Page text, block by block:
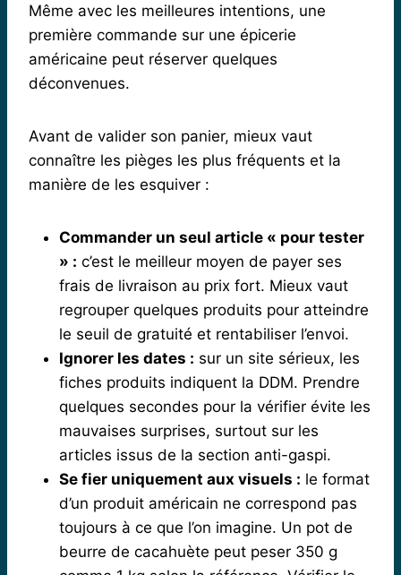
Même avec les meilleures intentions, une
première commande sur une épicerie
américaine peut réserver quelques
déconvenues.
Avant de valider son panier, mieux vaut
connaître les pièges les plus fréquents et la
manière de les esquiver :
Commander un seul article « pour tester
» : c’est le meilleur moyen de payer ses
frais de livraison au prix fort. Mieux vaut
regrouper quelques produits pour atteindre
le seuil de gratuité et rentabiliser l’envoi.
Ignorer les dates : sur un site sérieux, les
fiches produits indiquent la DDM. Prendre
quelques secondes pour la vérifier évite les
mauvaises surprises, surtout sur les
articles issus de la section anti-gaspi.
Se fier uniquement aux visuels : le format
d’un produit américain ne correspond pas
toujours à ce que l’on imagine. Un pot de
beurre de cacahuète peut peser 350 g